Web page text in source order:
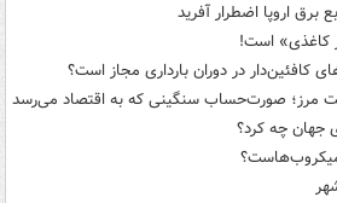
برق اروپا اضطرار آفرید
کاغذی» است!
کافئین‌دار در دوران بارداری مجاز است؟
مرز؛ صورت‌حساب سنگینی که به اقتصاد می‌رسد
جهان چه کرد؟